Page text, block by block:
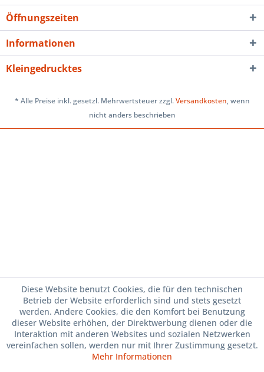
Öffnungszeiten
Informationen
Kleingedrucktes
* Alle Preise inkl. gesetzl. Mehrwertsteuer zzgl.Versandkosten, wenn
nicht anders beschrieben
Diese Website benutzt Cookies, die für den technischen
Betrieb der Website erforderlich sind und stets gesetzt
werden. Andere Cookies, die den Komfort bei Benutzung
dieser Website erhöhen, der Direktwerbung dienen oder die
Interaktion mit anderen Websites und sozialen Netzwerken
vereinfachen sollen, werden nur mit Ihrer Zustimmung gesetzt.
Mehr Informationen